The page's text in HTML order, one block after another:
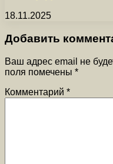
18.11.2025
Добавить
Ваш адрес email не
поля помечены *
Комментарий *